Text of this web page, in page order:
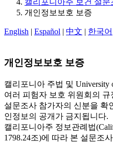
캘리포니아주 보건 설문
개인정보보호 보증
English | Español | 中文 | 한국어
개인정보보호 보증
캘리포니아 주법 및
여러 피험자 보호 위원회의
설문조사 참가자의 신분을 확
인정보의 공개가 금지됩니다.
캘리포니아주 정보관례법
1798.24조)에 따라 본 설문조